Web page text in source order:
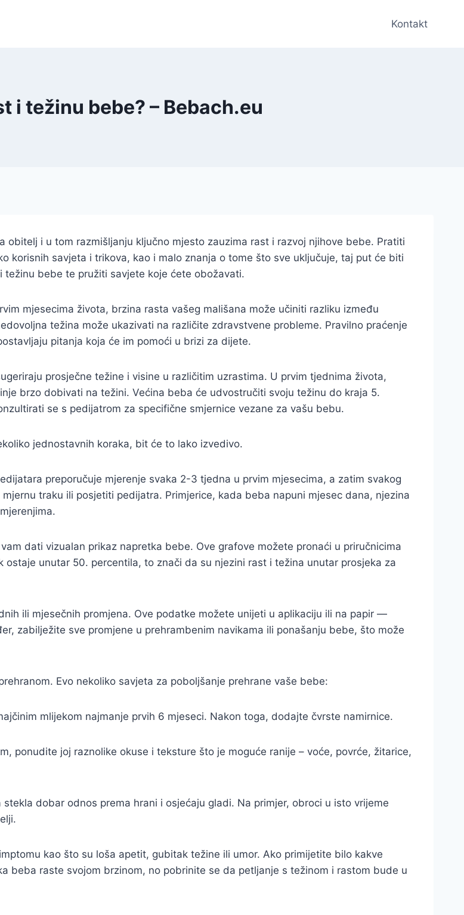
Kontakt
i težinu bebe? – Bebach.eu
i u tom razmišljanju ključno mjesto zauzima rast i razvoj njihove bebe. Pratiti
korisnih savjeta i trikova, kao i malo znanja o tome što sve uključuje, taj put će biti
bebe te pružiti savjete koje ćete obožavati.
mjesecima života, brzina rasta vašeg mališana može učiniti razliku između
težina može ukazivati na različite zdravstvene probleme. Pravilno praćenje
pitanja koja će im pomoći u brizi za dijete.
prosječne težine i visine u različitim uzrastima. U prvim tjednima života,
brzo dobivati na težini. Većina beba će udvostručiti svoju težinu do kraja 5.
se s pedijatrom za specifične smjernice vezane za vašu bebu.
jednostavnih koraka, bit će to lako izvedivo.
preporučuje mjerenje svaka 2-3 tjedna u prvim mjesecima, a zatim svakog
traku ili posjetiti pedijatra. Primjerice, kada beba napuni mjesec dana, njezina
dati vizualan prikaz napretka bebe. Ove grafove možete pronaći u priručnicima
unutar 50. percentila, to znači da su njezini rast i težina unutar prosjeka za
ili mjesečnih promjena. Ove podatke možete unijeti u aplikaciju ili na papir —
zabilježite sve promjene u prehrambenim navikama ili ponašanju bebe, što može
Evo nekoliko savjeta za poboljšanje prehrane vaše bebe:
mlijekom najmanje prvih 6 mjeseci. Nakon toga, dodajte čvrste namirnice.
ponudite joj raznolike okuse i teksture što je moguće ranije – voće, povrće, žitarice,
dobar odnos prema hrani i osjećaju gladi. Na primjer, obroci u isto vrijeme
kao što su loša apetit, gubitak težine ili umor. Ako primijetite bilo kakve
beba raste svojom brzinom, no pobrinite se da petljanje s težinom i rastom bude u